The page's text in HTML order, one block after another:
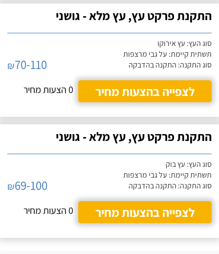
התקנת פרקט עץ, עץ מלא - גושני
סוג העץ: עץ אירוקו
תשתית קיימת: על גבי מרצפות
סוג התקנה: התקנה בהדבקה
₪70-110
לצפייה בהצעות מחיר
0 הצעות מחיר
התקנת פרקט עץ, עץ מלא - גושני
סוג העץ: עץ בוק
תשתית קיימת: על גבי מרצפות
סוג התקנה: התקנה בהדבקה
₪69-100
לצפייה בהצעות מחיר
0 הצעות מחיר